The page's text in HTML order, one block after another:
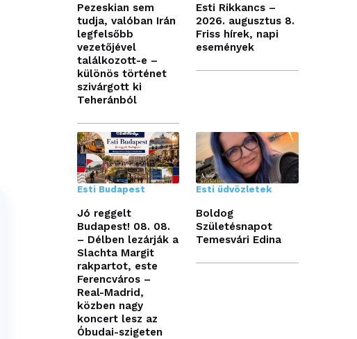
Pezeskian sem
tudja, valóban Irán
legfelsőbb
vezetőjével
találkozott-e –
különös történet
szivárgott ki
Teheránból
Esti Rikkancs –
2026. augusztus 8.
Friss hírek, napi
események
Esti Budapest
Jó reggelt
Budapest! 08. 08.
– Délben lezárják a
Slachta Margit
rakpartot, este
Ferencváros –
Real-Madrid,
közben nagy
koncert lesz az
Óbudai-szigeten
Esti üdvözletek
Boldog
Születésnapot
Temesvári Edina